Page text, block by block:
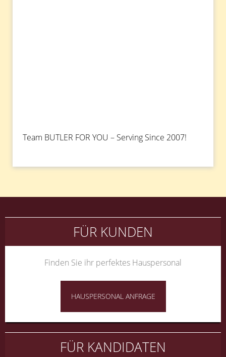
Team BUTLER FOR YOU – Serving Since 2007!
FÜR KUNDEN
Finden Sie ihr perfektes Hauspersonal
HAUSPERSONAL ANFRAGE
FÜR KANDIDATEN